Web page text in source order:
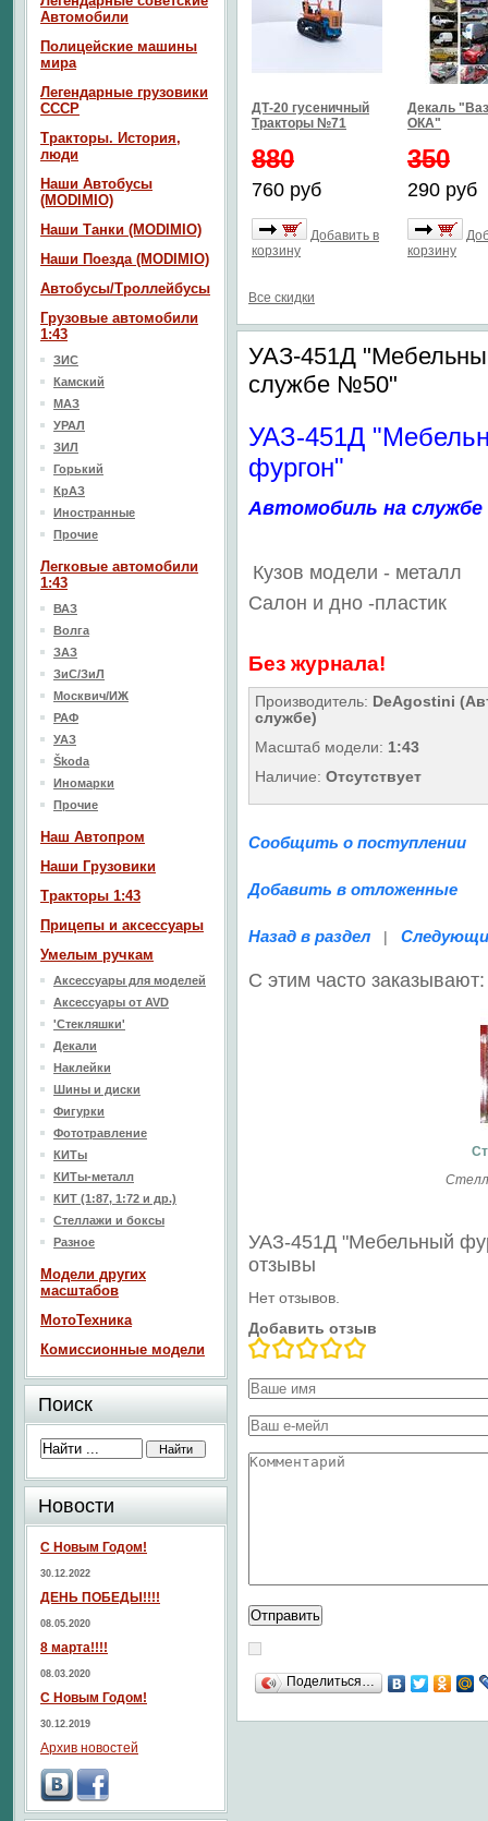
ДТ-20 гусеничный
Тракторы №71
880
760 руб
Добавить в
корзину
Декаль
ОКА"
350
290 руб
корзину
Все скидки
УАЗ-451Д
службе №50"
УАЗ-451Д
фургон"
Автомобиль на
Кузов модели - металл
Салон и дно -пластик
Без журнала!
Производитель: DeAgostini
службе)
Масштаб модели: 1:43
Наличие: Отсутствует
Сообщить о поступлении
Добавить в отложенные
Назад в раздел |
С этим часто заказывают:
УАЗ-451Д "Мебельный
отзывы
Нет отзывов.
Добавить отзыв
Поделиться…
Автомобили
Полицейские машины
мира
Легендарные грузовики
СССР
Тракторы. История,
люди
Наши Автобусы
(MODIMIO)
Наши Танки (MODIMIO)
Наши Поезда (MODIMIO)
Автобусы/Троллейбусы
Грузовые автомобили
1:43
ЗИС
Камский
МАЗ
УРАЛ
ЗИЛ
Горький
КрАЗ
Иностранные
Прочие
Легковые автомобили
1:43
ВАЗ
Волга
ЗАЗ
ЗиС/ЗиЛ
Москвич/ИЖ
РАФ
УАЗ
Škoda
Иномарки
Прочие
Наш Aвтопром
Наши Грузовики
Тракторы 1:43
Прицепы и аксессуары
Умелым ручкам
Аксессуары для моделей
Аксессуары от AVD
'Стекляшки'
Декали
Наклейки
Шины и диски
Фигурки
Фототравление
КИТы
КИТы-металл
КИТ (1:87, 1:72 и др.)
Стеллажи и боксы
Разное
Модели других
масштабов
МотоТехника
Комиссионные модели
Поиск
Новости
С Новым Годом!
30.12.2022
ДЕНЬ ПОБЕДЫ!!!!
08.05.2020
8 марта!!!!
08.03.2020
С Новым Годом!
30.12.2019
Архив новостей